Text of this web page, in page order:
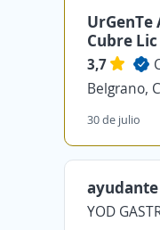
Cubre
3,7
Belgrano,
30 de julio
YOD